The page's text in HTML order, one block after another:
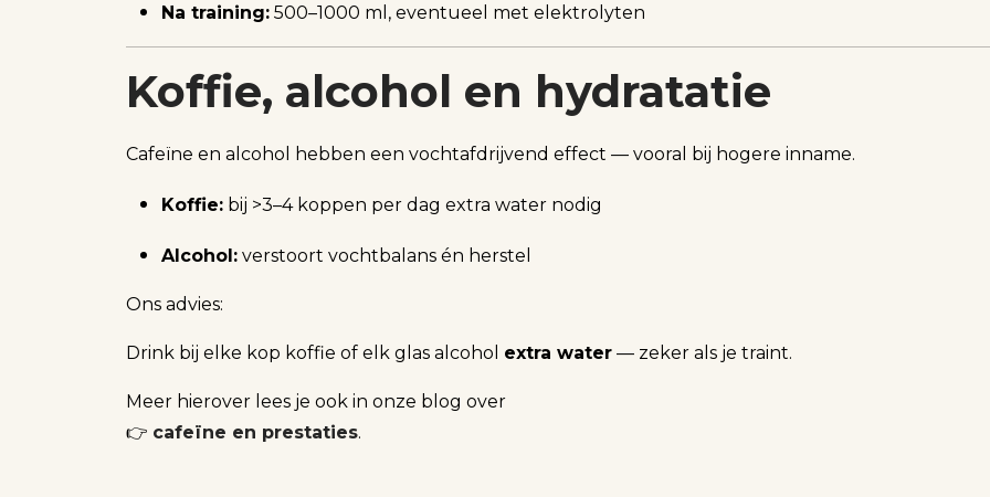
Na training: 500–1000 ml, eventueel met elektrolyten
Koffie, alcohol en hydratatie
Cafeïne en alcohol hebben een vochtafdrijvend effect — vooral bij hogere inname.
Koffie: bij >3–4 koppen per dag extra water nodig
Alcohol: verstoort vochtbalans én herstel
Ons advies:
Drink bij elke kop koffie of elk glas alcohol extra water — zeker als je traint.
Meer hierover lees je ook in onze blog over
👉 cafeïne en prestaties.